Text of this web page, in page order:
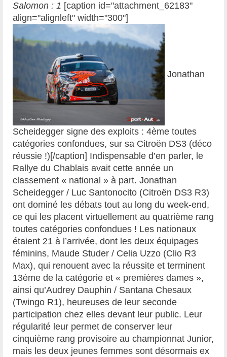
Salomon : 1 [caption id="attachment_62183"
align="alignleft" width="300"]
Jonathan
Scheidegger signe des exploits : 4ème toutes
catégories confondues, sur sa Citroën DS3 (déco
réussie !)[/caption] Indispensable d’en parler, le
Rallye du Chablais avait cette année un
classement « national » à part. Jonathan
Scheidegger / Luc Santonocito (Citroën DS3 R3)
ont dominé les débats tout au long du week-end,
ce qui les placent virtuellement au quatrième rang
toutes catégories confondues ! Les nationaux
étaient 21 à l’arrivée, dont les deux équipages
féminins, Maude Studer / Celia Uzzo (Clio R3
Max), qui renouent avec la réussite et terminent
13ème de la catégorie et « premières dames »,
ainsi qu’Audrey Dauphin / Santana Chesaux
(Twingo R1), heureuses de leur seconde
participation chez elles devant leur public. Leur
régularité leur permet de conserver leur
cinquième rang provisoire au championnat Junior,
mais les deux jeunes femmes sont désormais ex